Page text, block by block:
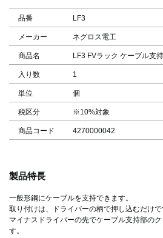
品番 LF3
メーカー ネグロス電工
商品名 LF3 FVラック ケーブル支
入り数 1
単位 個
税区分 ※10%対象
商品コード 4270000042
製品特長
一般形鋼にケーブルを支持できます。
取り付けは、ドライバーの柄で押し込むだけで
マイナスドライバーの先でケーブル支持部の
す。